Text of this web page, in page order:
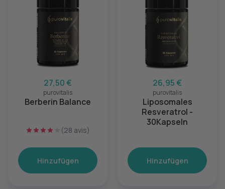
27,50 €
purovitalis
Berberin Balance
(28 avis)
Hinzufügen
26,95 €
purovitalis
Liposomales
Resveratrol -
30Kapseln
Hinzufügen